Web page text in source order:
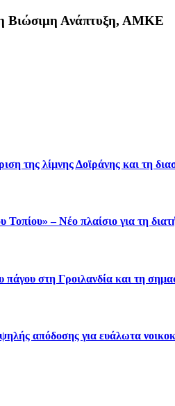
Βιώσιμη Ανάπτυξη, ΑΜΚΕ
της λίμνης Δοϊράνης και τη
– Νέο πλαίσιο για τη
στη Γροιλανδία και τη
απόδοσης για ευάλωτα